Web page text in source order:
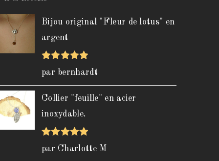
Bijou original "Fleur de lotus" en
argent
Note
sur
par bernhardt
Collier "feuille" en acier
inoxydable.
Note5 sur
par Charlotte M